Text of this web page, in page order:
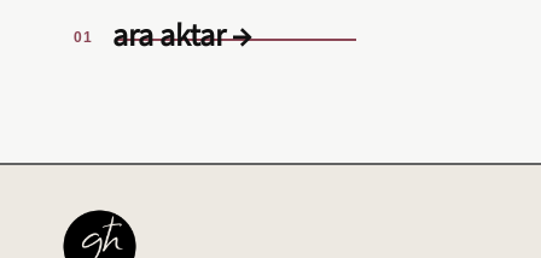
ara aktar →